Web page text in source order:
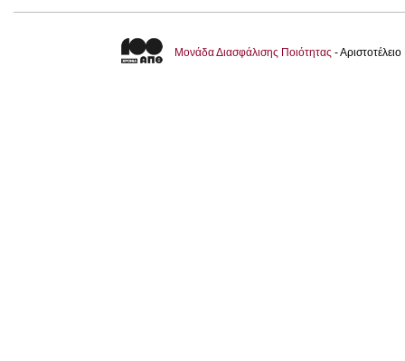
Μονάδα Διασφάλισης Ποιότητας -